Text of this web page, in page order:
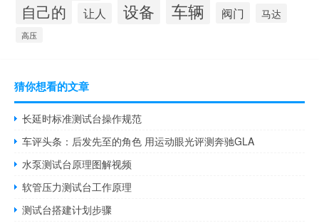
自己的 让人 设备 车辆 阀门 马达
高压
猜你想看的文章
长延时标准测试台操作规范
车评头条：后发先至的角色 用运动眼光评测奔驰GLA
水泵测试台原理图解视频
软管压力测试台工作原理
测试台搭建计划步骤